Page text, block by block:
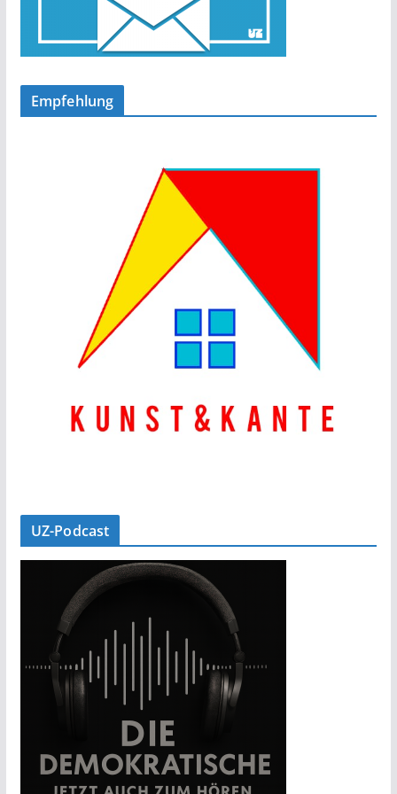
Empfehlung
UZ-Podcast